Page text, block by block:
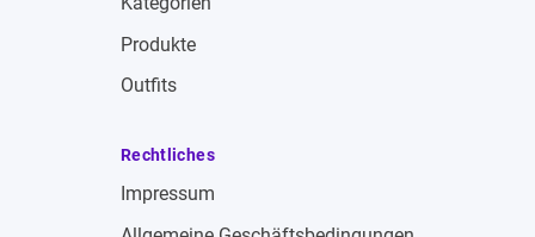
Produkte
Outfits
Rechtliches
Impressum